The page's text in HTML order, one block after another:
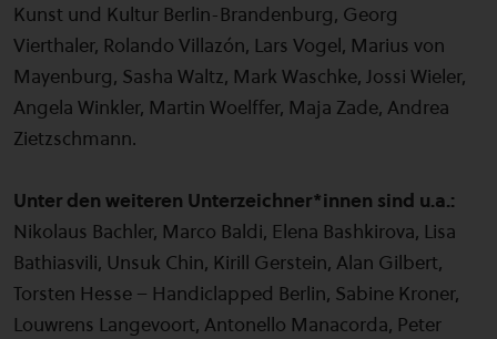
Kunst und Kultur Berlin-Brandenburg, Georg
Vierthaler, Rolando Villazón, Lars Vogel, Marius von
Mayenburg, Sasha Waltz, Mark Waschke, Jossi Wieler,
Angela Winkler, Martin Woelffer, Maja Zade, Andrea
Zietzschmann.
Unter den weiteren Unterzeichner*innen sind u.a.:
Nikolaus Bachler, Marco Baldi, Elena Bashkirova, Lisa
Bathiasvili, Unsuk Chin, Kirill Gerstein, Alan Gilbert,
Torsten Hesse – Handiclapped Berlin, Sabine Kroner,
Louwrens Langevoort, Antonello Manacorda, Peter